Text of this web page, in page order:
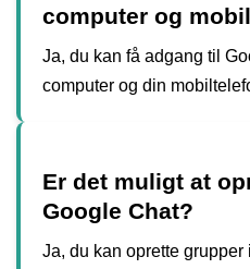
computer og
Ja, du kan få adgang til
computer og din
Er det muligt at
Google Chat?
Ja, du kan oprette grupper